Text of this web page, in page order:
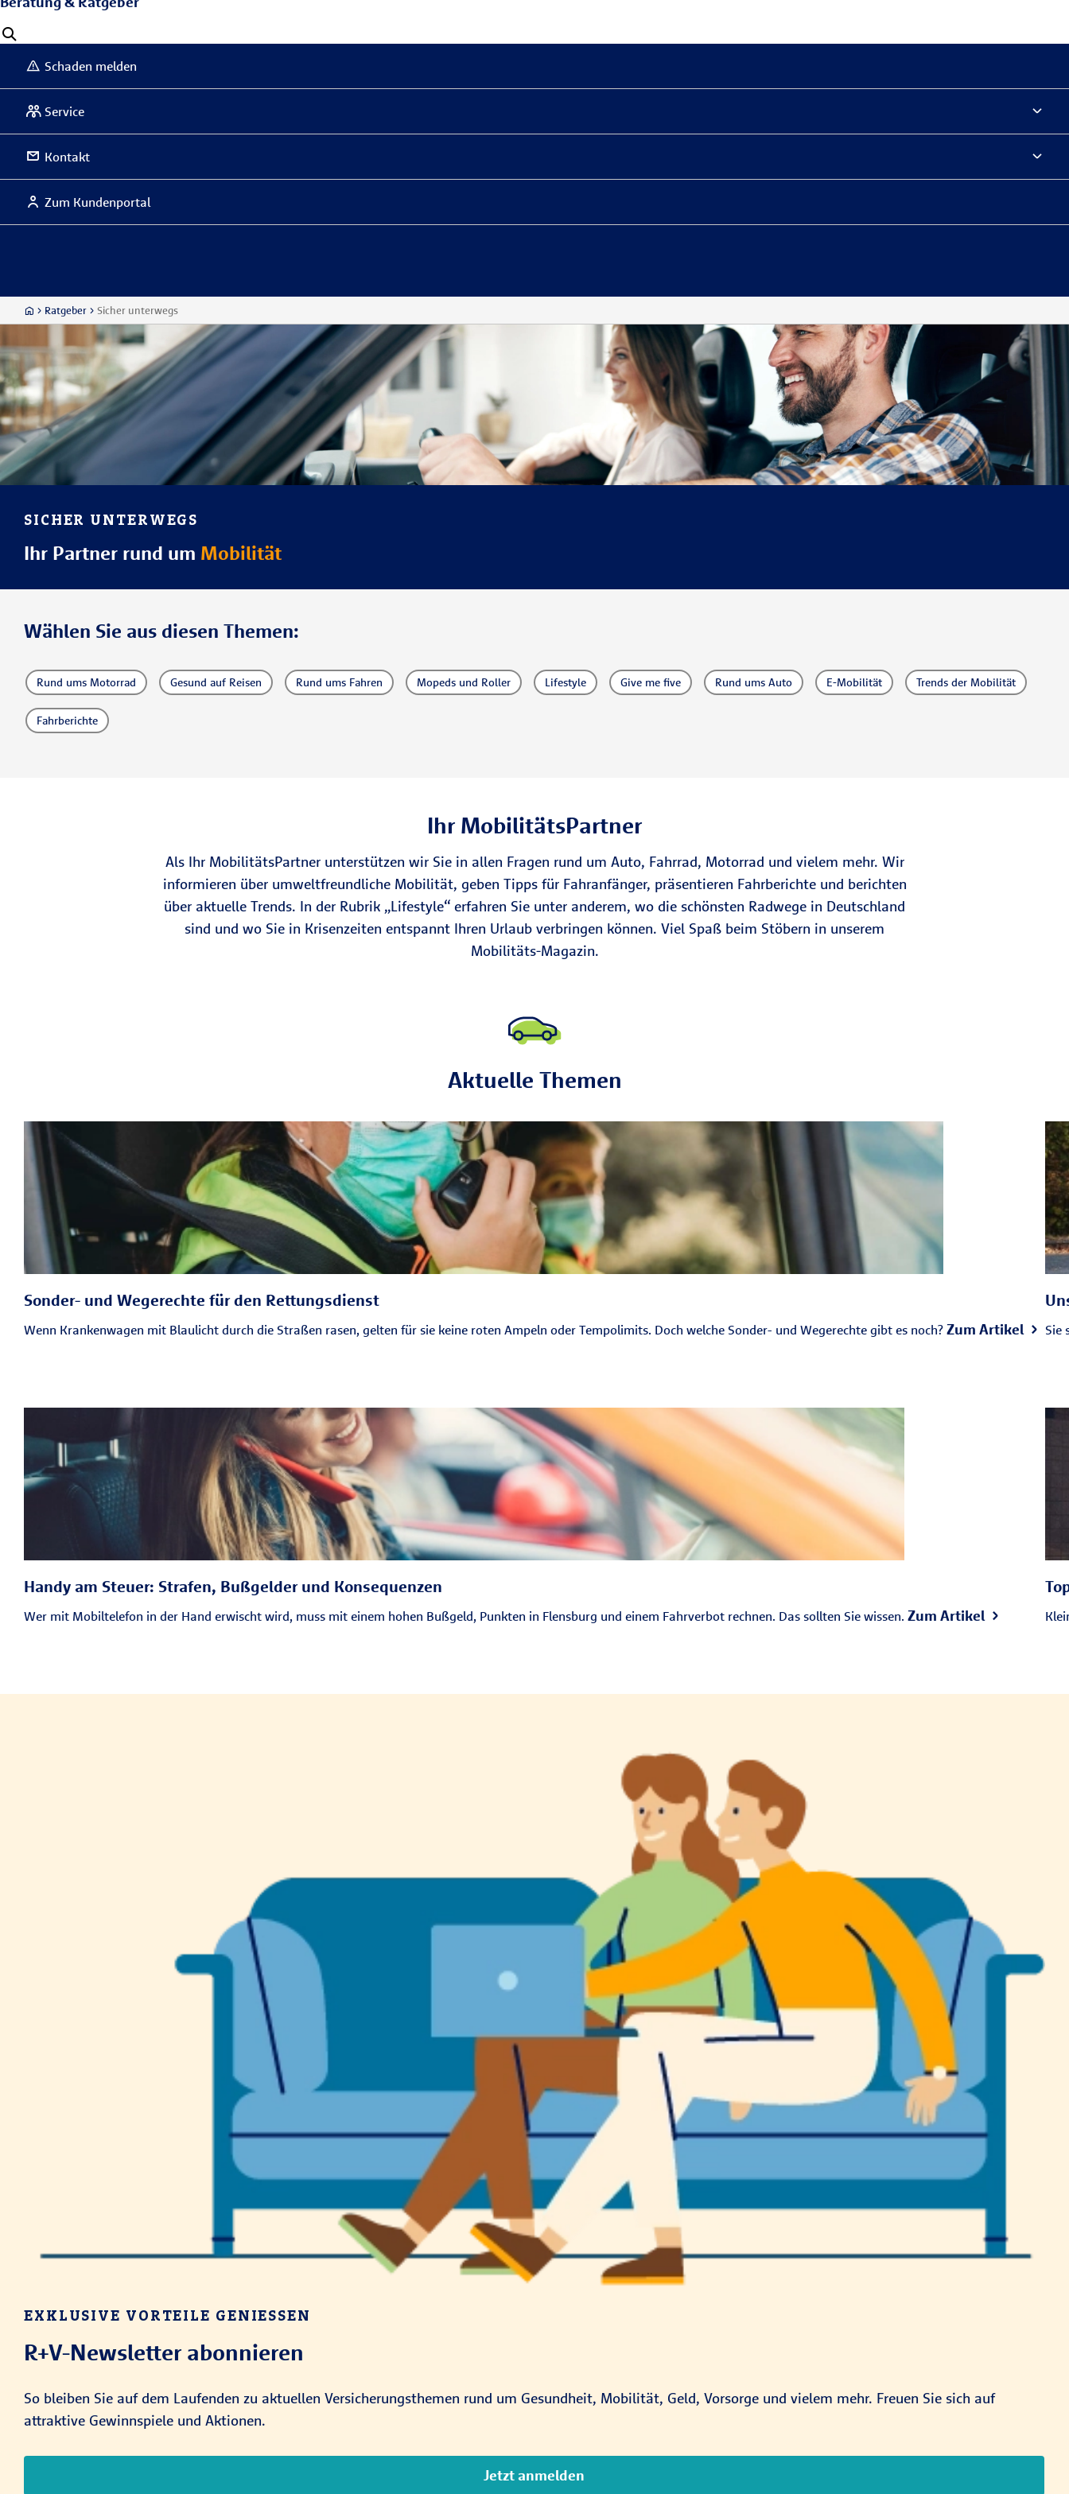
Schaden melden
Service
Kontakt
Zum Kundenportal
Ratgeber Sicher unterwegs
SICHER UNTERWEGS
Ihr Partner rund um Mobilität
Wählen Sie aus diesen Themen:
Rund ums Motorrad Gesund auf Reisen Rund ums Fahren Mopeds und Roller Lifestyle Give me five Rund ums Auto E-Mobilität Trends der Mobilität
Fahrberichte
Ihr MobilitätsPartner
Als Ihr MobilitätsPartner unterstützen wir Sie in allen Fragen rund um Auto, Fahrrad, Motorrad und vielem mehr. Wir
informieren über umweltfreundliche Mobilität, geben Tipps für Fahranfänger, präsentieren Fahrberichte und berichten
über aktuelle Trends. In der Rubrik „Lifestyle“ erfahren Sie unter anderem, wo die schönsten Radwege in Deutschland
sind und wo Sie in Krisenzeiten entspannt Ihren Urlaub verbringen können. Viel Spaß beim Stöbern in unserem
Mobilitäts-Magazin.
Aktuelle Themen
Sonder- und Wegerechte für den Rettungsdienst
Wenn Krankenwagen mit Blaulicht durch die Straßen rasen, gelten für sie keine roten Ampeln oder Tempolimits. Doch welche Sonder- und Wegerechte gibt es noch? Zum Artikel Sie
Handy am Steuer: Strafen, Bußgelder und Konsequenzen
Wer mit Mobiltelefon in der Hand erwischt wird, muss mit einem hohen Bußgeld, Punkten in Flensburg und einem Fahrverbot rechnen. Das sollten Sie wissen. Zum Artikel
EXKLUSIVE VORTEILE GENIESSEN
R+V-Newsletter abonnieren
So bleiben Sie auf dem Laufenden zu aktuellen Versicherungsthemen rund um Gesundheit, Mobilität, Geld, Vorsorge und vielem mehr. Freuen Sie sich auf
attraktive Gewinnspiele und Aktionen.
Jetzt anmelden